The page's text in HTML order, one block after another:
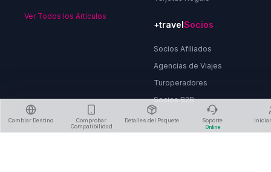
Ver Todos los Artículos
+travelSocios
Socios Afiliados
Agencias de Viajes
Turoperadores
Socios B2B
Cambiar Destino
Comprobar
Compatibilidad
Detalles del Paquete Soporte
Online